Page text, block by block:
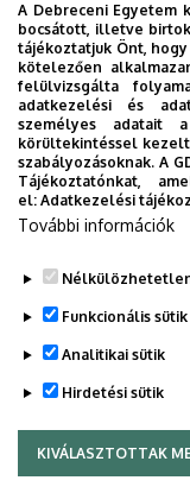
Dolgozói
DE
A Debreceni Egyetem
bocsátott, illetve
tájékoztatjuk Önt, hogy
kötelezően
felülvizsgálta
adatkezelési és
személyes adatait
körültekintéssel
szabályozásoknak. A
Tájékoztatónkat,
el: Adatkezelési
További információk
Funkcionális sütik
Analitikai sütik
Hirdetési sütik
KIVÁLASZTOTTAK
WITHDRAW